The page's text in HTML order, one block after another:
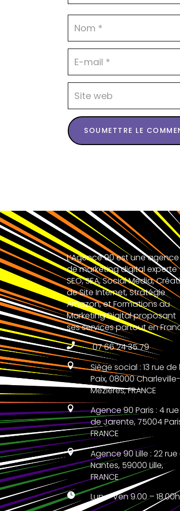
SOUMETTRE LE
L’Agence 90 est une agence
de marketing digital experte
SEO, SEA, Social Media,
de Site Internet, Stratégie
Amazon, et Formations au
Marketing Digital proposant
ses services partout en
 07 66 24 35 79

Siège social : 13 rue de
Paix, 08000 Charleville-
Mézières, FRANCE

Agence 90 Paris : 4 rue
de Jarente, 75004
FRANCE

Agence 90 Lille : 22
Nantes, 59000 Lille,
FRANCE
 Lun – Ven 9.00 – 18.00h